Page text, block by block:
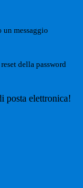
un messaggio
della password
posta elettronica!